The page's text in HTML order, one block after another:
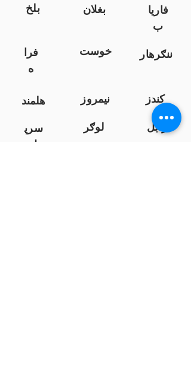
بلخ
بغلان
فاریا
ب
فرا
ه
خوست ننګرهار
هلمند نیمروز
کندز
سرپ
ل
لوګر زابل